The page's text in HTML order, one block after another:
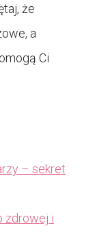
że
a
Ci
– sekret
zdrowej i